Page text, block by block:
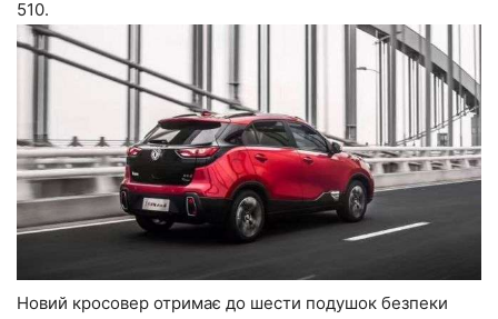
510.
Новий кросовер отримає до шести подушок безпеки